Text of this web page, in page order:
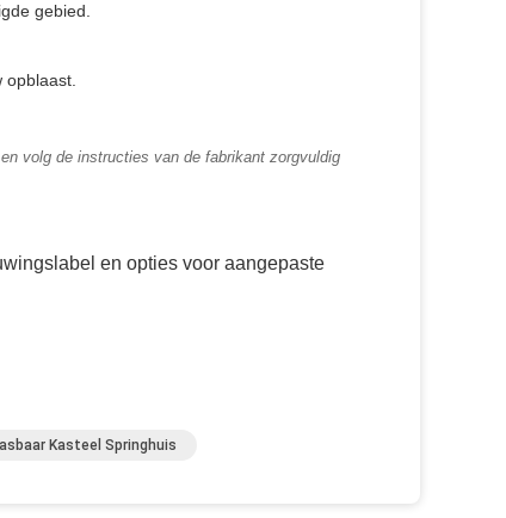
gebied.
volg de instructies van de fabrikant zorgvuldig
en opties voor aangepaste
Kasteel Springhuis